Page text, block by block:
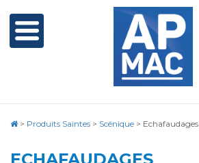
> Produits Saintes > Scénique > Echafaudages